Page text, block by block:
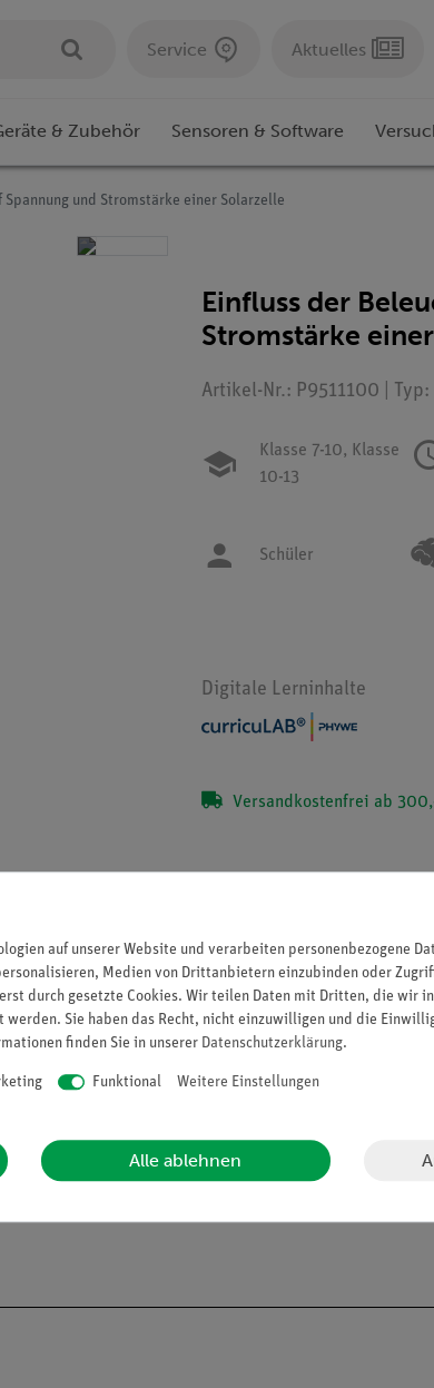
Service Aktuelles
& Zubehör Sensoren & Software
Spannung und Stromstärke einer Solarzelle
Einfluss der
Stromstärke
Artikel-Nr.: P9511100 |
Klasse 7-10, Klasse
10-13
Schüler
Digitale Lerninhalte
Versandkostenfrei ab
Schülerversuche Erneuerbare
Physik EN-SW
auf unserer Website und verarbeiten personenbezogene
Medien von Drittanbietern einzubinden oder
durch gesetzte Cookies. Wir teilen Daten mit Dritten, die wir
Sie haben das Recht, nicht einzuwilligen und die
finden Sie in unserer Daten­schutz­erklärung.
Funktional Weitere Einstellungen
Alle ablehnen